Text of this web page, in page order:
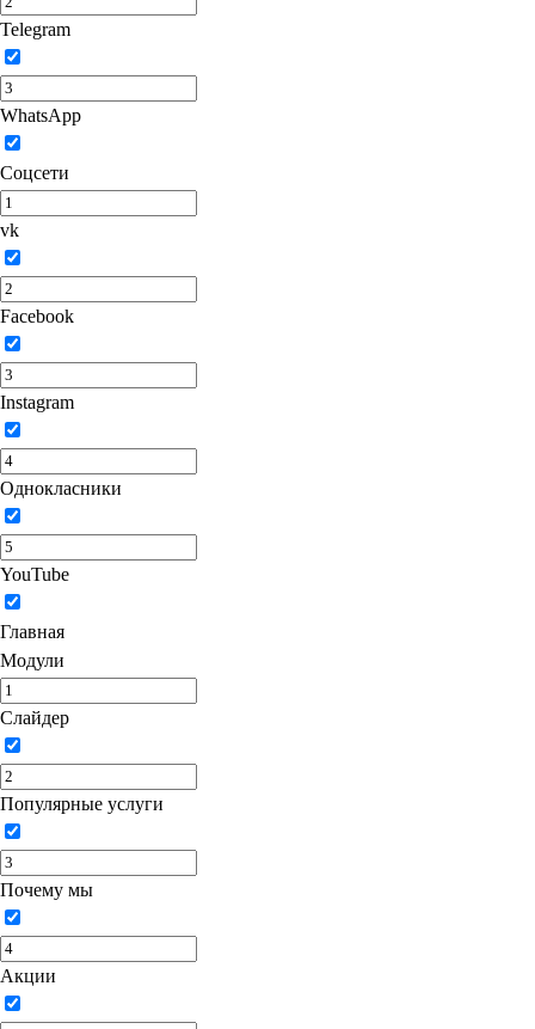
Telegram
WhatsApp
Соцсети
vk
Facebook
Instagram
Однокласники
YouTube
Главная
Модули
Слайдер
Популярные услуги
Почему мы
Акции